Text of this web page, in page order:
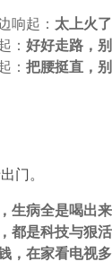
响起： 太上火
： 好好走路，
： 把腰挺直，
门。
生病全是喝出来
都是科技与狠活
，在家看电视